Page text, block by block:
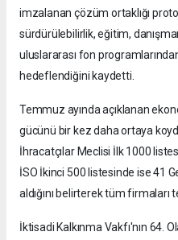
imzalanan çözüm ortaklığı
sürdürülebilirlik, eğitim,
uluslararası fon
hedeflendiğini kaydetti.
Temmuz ayında açıklanan
gücünü bir kez daha ortaya
İhracatçılar Meclisi İlk 1000
İSO İkinci 500 listesinde ise 41
aldığını belirterek tüm firmaları
İktisadi Kalkınma Vakfı'nın 64.